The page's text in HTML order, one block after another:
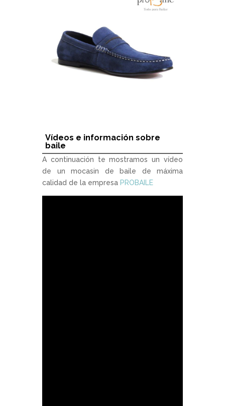
Vídeos e información sobre
baile
A continuación te mostramos un vídeo
de un mocasin de baile de máxima
calidad de la empresa PROBAILE